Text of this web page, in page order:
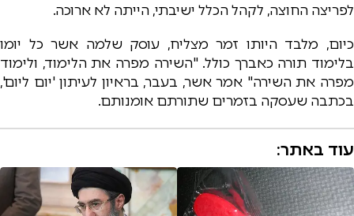
לפריצה החוצה, לקהל הכלל ישיבתי, הייתה לא ארוכה.
כיום, מלבד היותו זמר מצליח, עוסק שלמה אשר כל יומו
בלימוד תורה כאברך כולל. "השירה מפרה את הלימוד, ולימוד
מפרה את השירה" אמר אשר, בעבר, בראיון לעיתון 'יום ליום',
בכתבה שעסקה בזמרים שתורתם אומנותם.
עוד באתר: